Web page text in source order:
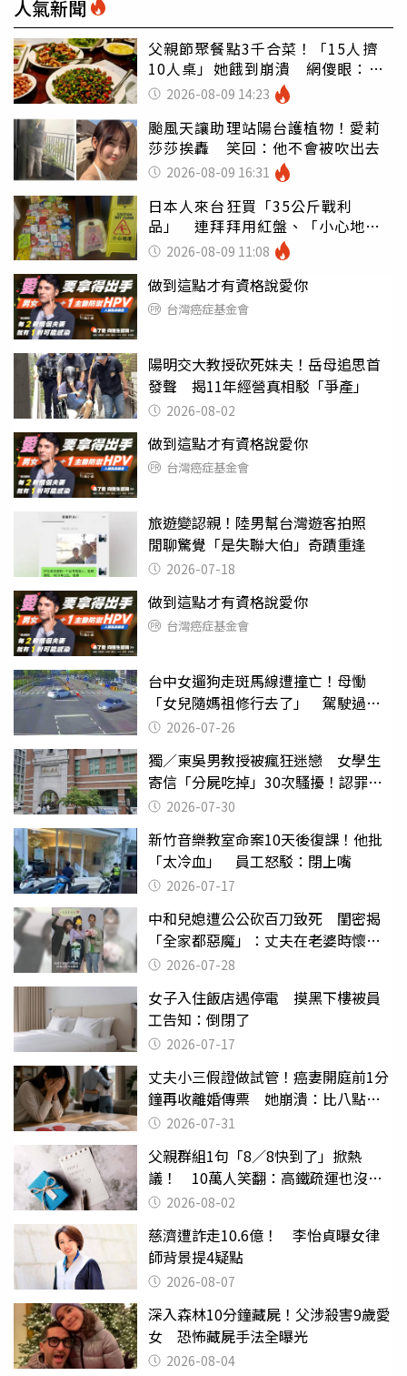
人氣新聞
父親節聚餐點3千合菜！「15人擠
10人桌」她餓到崩潰 網傻眼：讓
店家看笑話
2026-08-09 14:23
颱風天讓助理站陽台護植物！愛莉
莎莎挨轟 笑回：他不會被吹出去
2026-08-09 16:31
日本人來台狂買「35公斤戰利
品」 連拜拜用紅盤、「小心地
滑」告示牌也帶回家
2026-08-09 11:08
做到這點才有資格說愛你
台灣癌症基金會
陽明交大教授砍死妹夫！岳母追思首
發聲 揭11年經營真相駁「爭產」
2026-08-02
做到這點才有資格說愛你
台灣癌症基金會
旅遊變認親！陸男幫台灣遊客拍照
閒聊驚覺「是失聯大伯」奇蹟重逢
2026-07-18
做到這點才有資格說愛你
台灣癌症基金會
台中女遛狗走斑馬線遭撞亡！母慟
「女兒隨媽祖修行去了」 駕駛過失
致死判9月
2026-07-26
獨／東吳男教授被瘋狂迷戀 女學生
寄信「分屍吃掉」30次騷擾！認罪免
關 2026-07-30
新竹音樂教室命案10天後復課！他批
「太冷血」 員工怒駁：閉上嘴
2026-07-17
中和兒媳遭公公砍百刀致死 閨密揭
「全家都惡魔」：丈夫在老婆時懷孕
摔東西
2026-07-28
女子入住飯店遇停電 摸黑下樓被員
工告知：倒閉了
2026-07-17
丈夫小三假證做試管！癌妻開庭前1分
鐘再收離婚傳票 她崩潰：比八點檔
還扯2026-07-31
父親群組1句「8／8快到了」掀熱
議！ 10萬人笑翻：高鐵疏運也沒列
父親節
2026-08-02
慈濟遭詐走10.6億！ 李怡貞曝女律
師背景提4疑點
2026-08-07
深入森林10分鐘藏屍！父涉殺害9歲愛
女 恐怖藏屍手法全曝光
2026-08-04